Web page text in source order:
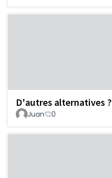
D'autres alternatives ?
Juan 0